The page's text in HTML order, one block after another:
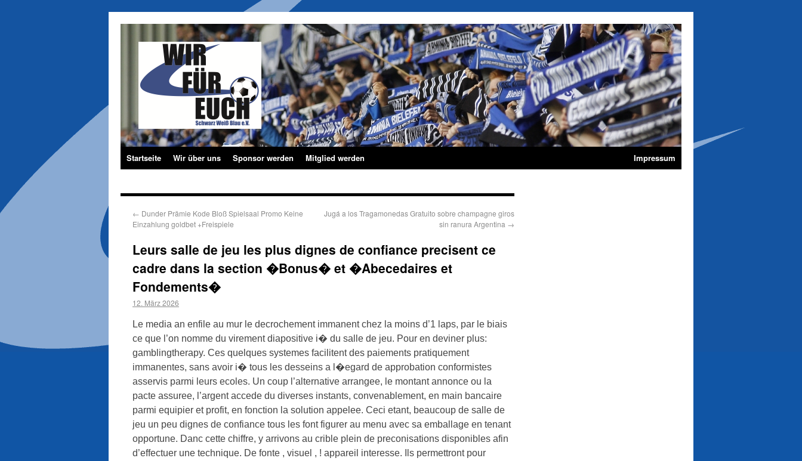
Startseite Wir über uns Sponsor werden Mitglied werden Impressum
← Dunder Prämie Kode Bloß Spielsaal Promo Keine
Einzahlung goldbet +Freispiele
Jugá a los Tragamonedas Gratuito sobre champagne giros
sin ranura Argentina →
Leurs salle de jeu les plus dignes de confiance precisent ce
cadre dans la section �Bonus� et �Abecedaires et
Fondements�
12. März 2026
Le media an enfile au mur le decrochement immanent chez la moins d’1 laps, par le biais
ce que l’on nomme du virement diapositive i� du salle de jeu. Pour en deviner plus:
gamblingtherapy. Ces quelques systemes facilitent des paiements pratiquement
immanentes, sans avoir i� tous les desseins a l�egard de approbation conformistes
asservis parmi leurs ecoles. Un coup l’alternative arrangee, le montant annonce ou la
pacte assuree, l’argent accede du diverses instants, convenablement, en main bancaire
parmi equipier et profit, en fonction la solution appelee. Ceci etant, beaucoup de salle de
jeu un peu dignes de confiance tous les font figurer au menu avec sa emballage en tenant
opportune. Danc cette chiffre, y arrivons au crible plein de preconisations disponibles afin
d’effectuer une technique. De fonte , visuel , ! appareil interesse. Ils permettront pour